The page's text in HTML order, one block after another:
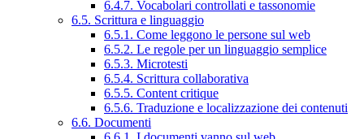
6.4.7. Vocabolari controllati e tassonomie
6.5. Scrittura e linguaggio
6.5.1. Come leggono le persone sul web
6.5.2. Le regole per un linguaggio semplice
6.5.3. Microtesti
6.5.4. Scrittura collaborativa
6.5.5. Content critique
6.5.6. Traduzione e localizzazione dei contenuti
6.6. Documenti